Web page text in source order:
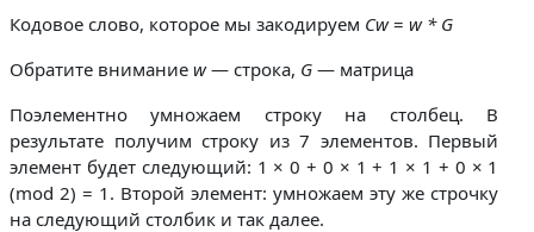
Кодовое слово, которое мы закодируем Cw= w * G
Обратите внимание w— строка, G — матрица
Поэлементно умножаем строку на столбец. В
результате получим строку из 7 элементов. Первый
элемент будет следующий: 1 × 0 + 0 × 1 + 1 × 1 + 0 × 1
(mod 2) = 1. Второй элемент: умножаем эту же строчку
на следующий столбик и так далее.